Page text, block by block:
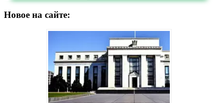
Новое на сайте: